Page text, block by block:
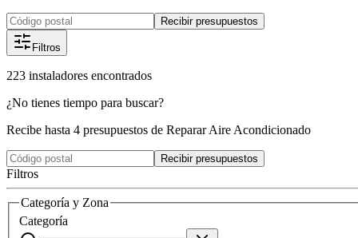
Recibir presupuestos
Filtros
223 instaladores encontrados
¿No tienes tiempo para buscar?
Recibe hasta 4 presupuestos de Reparar Aire Acondicionado
Recibir presupuestos
Filtros
Categoría y Zona
Categoría